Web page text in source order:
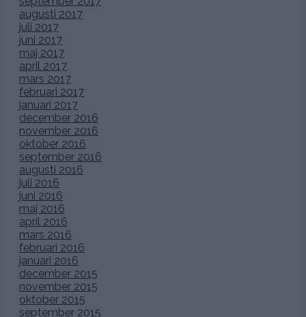
augusti 2017
juli 2017
juni 2017
maj 2017
april 2017
mars 2017
februari 2017
januari 2017
december 2016
november 2016
oktober 2016
september 2016
augusti 2016
juli 2016
juni 2016
maj 2016
april 2016
mars 2016
februari 2016
januari 2016
december 2015
november 2015
oktober 2015
september 2015